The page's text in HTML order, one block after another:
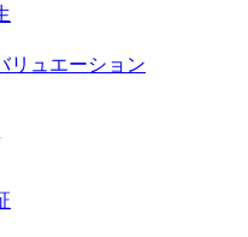
リュエーション